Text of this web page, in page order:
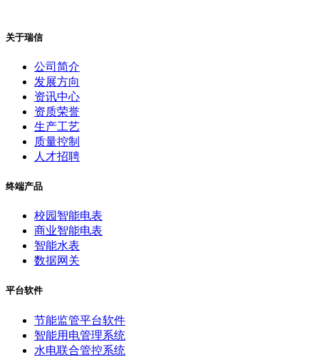
关于瑞信
公司简介
发展方向
资讯中心
资质荣誉
生产工艺
质量控制
人才招聘
终端产品
校园智能电表
商业智能电表
智能水表
数据网关
平台软件
节能监管平台软件
智能用电管理系统
水电联合管控系统